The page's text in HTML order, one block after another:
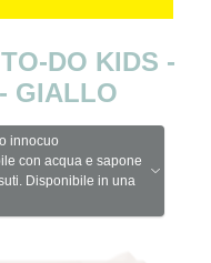
DO KIDS -
GIALLO
innocuo
con acqua e sapone
Disponibile in una